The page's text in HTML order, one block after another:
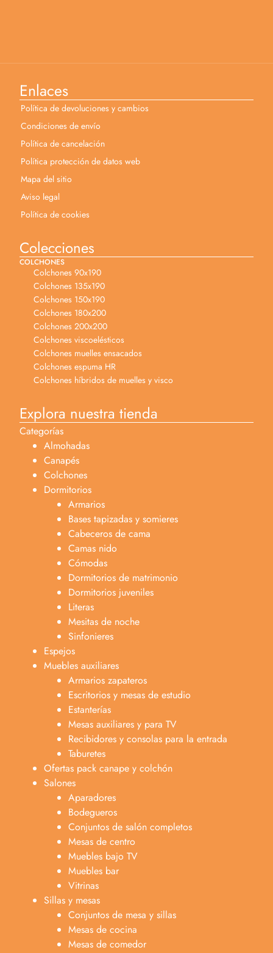
Enlaces
Política de devoluciones y cambios
Condiciones de envío
Política de cancelación
Política protección de datos web
Mapa del sitio
Aviso legal
Política de cookies
Colecciones
COLCHONES
Colchones 90x190
Colchones 135x190
Colchones 150x190
Colchones 180x200
Colchones 200x200
Colchones viscoelésticos
Colchones muelles ensacados
Colchones espuma HR
Colchones híbridos de muelles y visco
Explora nuestra tienda
Categorías
Almohadas
Canapés
Colchones
Dormitorios
Armarios
Bases tapizadas y somieres
Cabeceros de cama
Camas nido
Cómodas
Dormitorios de matrimonio
Dormitorios juveniles
Literas
Mesitas de noche
Sinfonieres
Espejos
Muebles auxiliares
Armarios zapateros
Escritorios y mesas de estudio
Estanterías
Mesas auxiliares y para TV
Recibidores y consolas para la entrada
Taburetes
Ofertas pack canape y colchón
Salones
Aparadores
Bodegueros
Conjuntos de salón completos
Mesas de centro
Muebles bajo TV
Muebles bar
Vitrinas
Sillas y mesas
Conjuntos de mesa y sillas
Mesas de cocina
Mesas de comedor